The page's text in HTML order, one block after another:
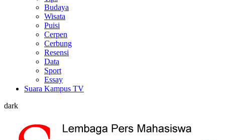
Budaya
Wisata
Puisi
Cerpen
Cerbung
Resensi
Data
Sport
Essay
Suara Kampus TV
dark